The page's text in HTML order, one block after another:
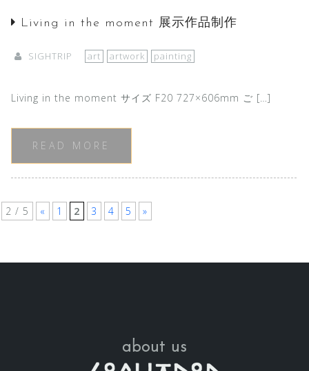
Living in the moment 展示作品制作
SIGHTRIP art artwork painting
Living in the moment サイズ F20 727×606mm ご […]
READ MORE
2 / 5 « 1 2 3 4 5 »
about us